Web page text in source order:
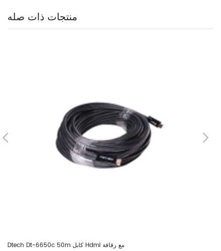
منتجات ذات صله
Dtech Dt-6650c 50m كابل Hdmi مع رقاقة